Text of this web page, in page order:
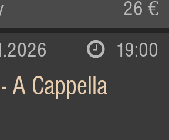
26 €
19:00
A Cappella